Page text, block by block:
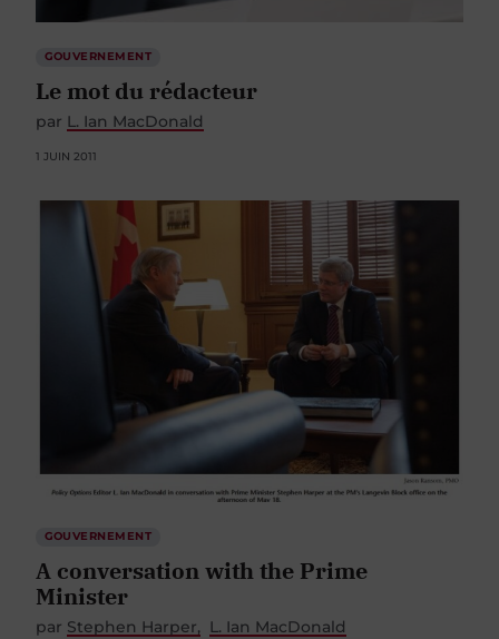
GOUVERNEMENT
Le mot du rédacteur
par L. Ian MacDonald
1 JUIN 2011
GOUVERNEMENT
A conversation with the Prime
Minister
par Stephen Harper L. Ian MacDonald